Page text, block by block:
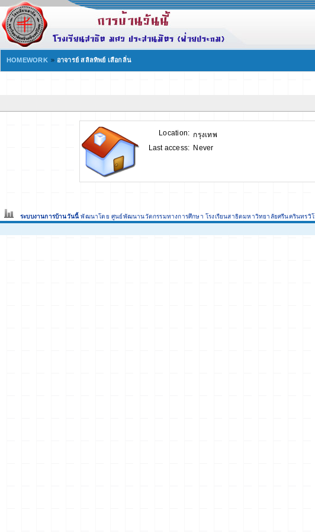
HOMEWORK อาจารย์ สลิลทิพย์ เสือกลิ่น
Location: กรุงเทพ
Last access: Never
ระบบงานการบ้านวันนี้ พัฒนาโดย ศูนย์พัฒนานวัตกรรมทางการศึกษา โรงเรียนสาธิตมหาวิทยาลัยศรีนครินทรวิ